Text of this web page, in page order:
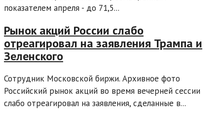
показателем апреля - до 71,5...
Рынок акций России слабо
отреагировал на заявления Трампа и
Зеленского
Сотрудник Московской биржи. Архивное фото
Российский рынок акций во время вечерней сессии
слабо отреагировал на заявления, сделанные в...